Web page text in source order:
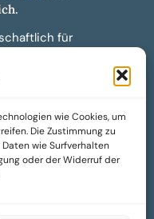
wie Cookies, um
Die Zustimmung zu
wie Surfverhalten
oder der Widerruf der
für
Records &
–